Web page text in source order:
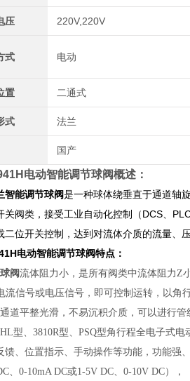
压 220V,220V
式 电动
置 二通式
式 法兰
国产
电动智能调节球阀概述：
智能调节球阀是一种球体绕垂直于通道轴
关阀类，接受工业自动化控制（DCS、
二位开关控制，达到对流体介质的流量、
电动智能调节球阀特点：
阀流体阻力小，是所有阀类中流体阻力Z
流信号或电压信号，即可控制运转，以角
道平整光滑，不易沉积介质，可以进行
型、3810R型、PSQ型角行程全电子式
馈、位置指示、手动操作等功能，功能强
、0-10mA DC或1-5V DC、0-10V DC），